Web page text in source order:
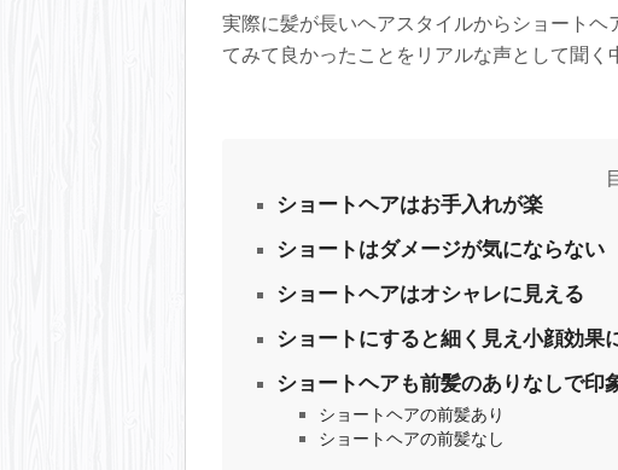
実際に髪が長いヘアスタイルからショート
てみて良かったことをリアルな声として聞く
ショートヘアはお手入れが楽
ショートはダメージが気にならない
ショートヘアはオシャレに見える
ショートにすると細く見え小顔効果
ショートヘアも前髪のありなしで印
ショートヘアの前髪あり
ショートヘアの前髪なし